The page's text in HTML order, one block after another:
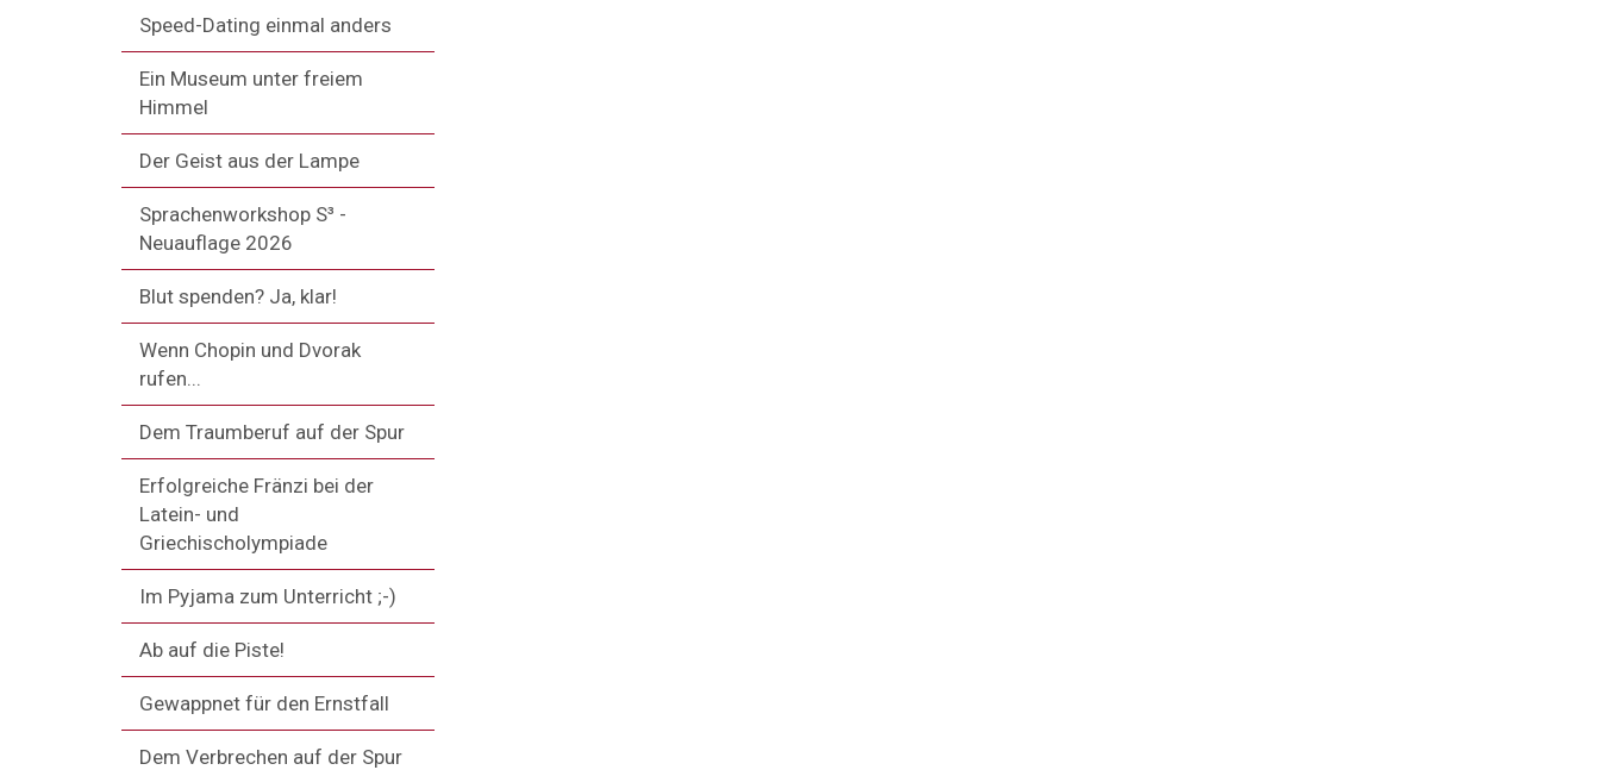
Speed-Dating einmal anders
Ein Museum unter freiem
Himmel
Der Geist aus der Lampe
Sprachenworkshop S³ -
Neuauflage 2026
Blut spenden? Ja, klar!
Wenn Chopin und Dvorak
rufen...
Dem Traumberuf auf der Spur
Erfolgreiche Fränzi bei der
Latein- und
Griechischolympiade
Im Pyjama zum Unterricht ;-)
Ab auf die Piste!
Gewappnet für den Ernstfall
Dem Verbrechen auf der Spur